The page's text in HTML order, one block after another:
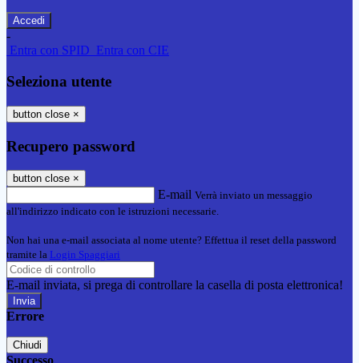
-
Entra con SPID Entra con CIE
Seleziona utente
button close ×
Recupero password
button close ×
E-mail Verrà inviato un messaggio
all'indirizzo indicato con le istruzioni necessarie.
Non hai una e-mail associata al nome utente? Effettua il reset della password
tramite la Login Spaggiari
E-mail inviata, si prega di controllare la casella di posta elettronica!
Errore
Chiudi